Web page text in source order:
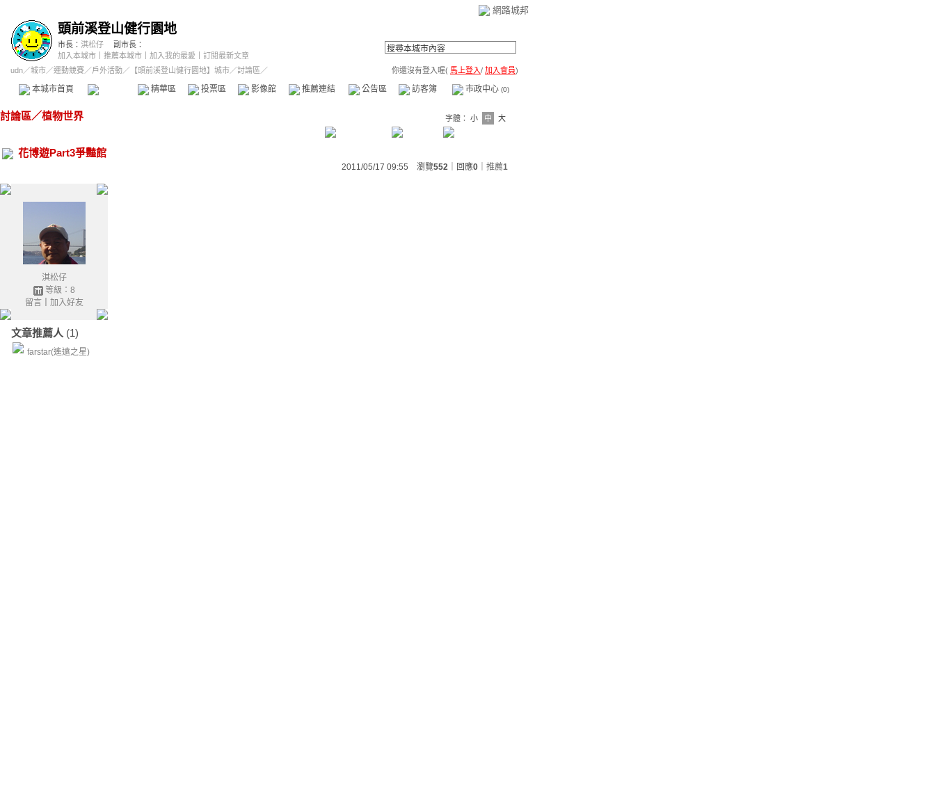
網路城邦
頭前溪登山健行園地
市長： 淇松仔
副市長：
加入本城市
推薦本城市 加入我的最愛
訂閱最新文章
udn／城市／運動競賽／戶外活動／ 【頭前溪登山健行園地】城市／討論區／ 你還沒有登入喔( 馬上登入/ 加入會員)
本城市首頁 精華區 投票區 影像館 推薦連結 公告區 訪客簿 市政中心 (0)
討論區／植物世界 字體： 小 中 大
花博遊Part3爭豔館
2011/05/17 09:55 瀏覽552 ｜回應0 推薦1
淇松仔
等級：8
留言｜ 加入好友
文章推薦人 (1)
farstar(遙遠之星)